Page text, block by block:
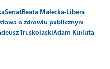
SenatBeata Małecka-Libera
o zdrowiu publicznym
TruskolaskiAdam Kurluta